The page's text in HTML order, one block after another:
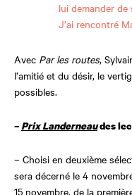
lui demander de
J’ai rencontré
Avec Par les routes,
l’amitié et du désir, le
possibles.
–Prix Landerneaudes
– Choisi en deuxième
sera décerné le 4
15 novembre, de la